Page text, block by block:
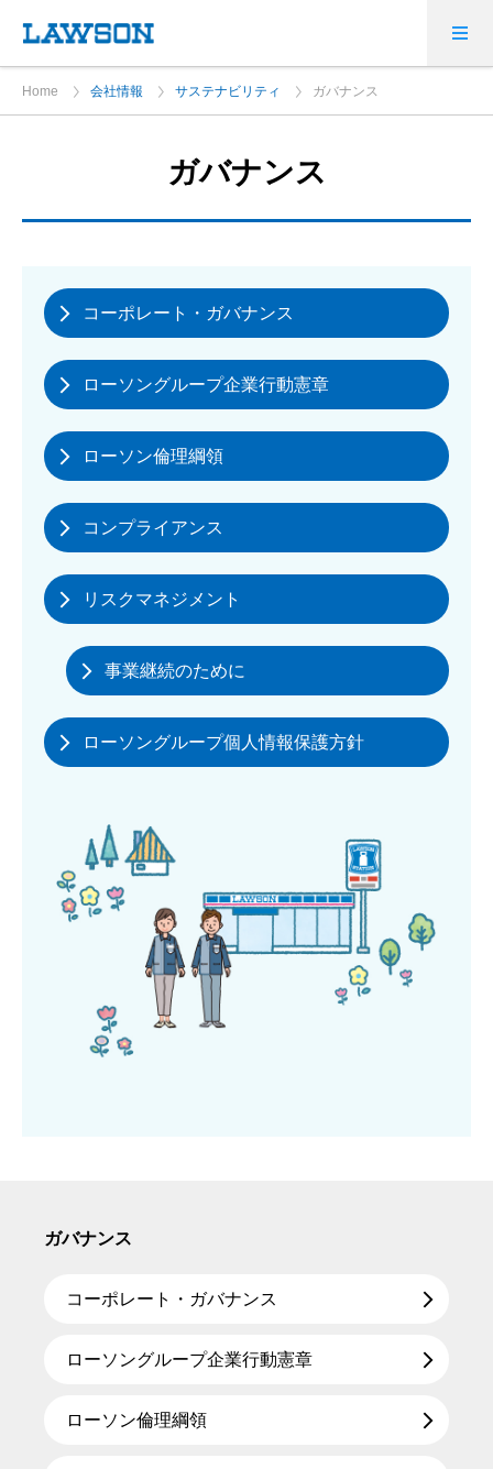
Home 会社情報 サステナビリティ ガバナンス
ガバナンス
コーポレート・ガバナンス
ローソングループ企業行動憲章
ローソン倫理綱領
コンプライアンス
リスクマネジメント
事業継続のために
ローソングループ個人情報保護方針
ガバナンス
コーポレート・ガバナンス
ローソングループ企業行動憲章
ローソン倫理綱領